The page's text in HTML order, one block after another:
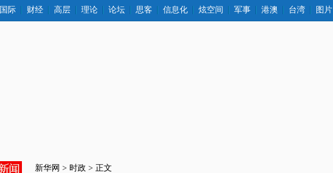
国际 财经 高层 理论 论坛 思客 信息化 炫空间 军事 港澳 台湾 图片
新华网 > 时政 > 正文